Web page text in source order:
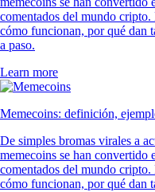
comentados del mundo cripto.
cómo funcionan, por qué dan
a paso.
Learn more
Memecoins: definición,
De simples bromas virales a
memecoins se han convertido
comentados del mundo cripto.
cómo funcionan, por qué dan